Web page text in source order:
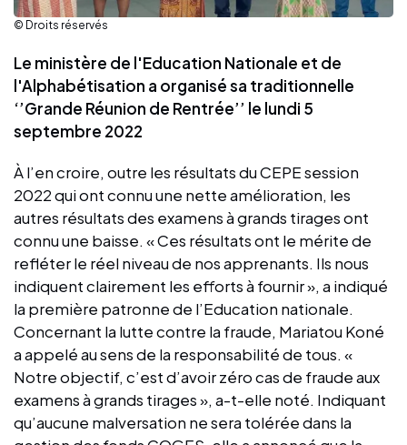
© Droits réservés
Le ministère de l'Education Nationale et de
l'Alphabétisation a organisé sa traditionnelle
‘’Grande Réunion de Rentrée’’ le lundi 5
septembre 2022
À l’en croire, outre les résultats du CEPE session
2022 qui ont connu une nette amélioration, les
autres résultats des examens à grands tirages ont
connu une baisse. « Ces résultats ont le mérite de
refléter le réel niveau de nos apprenants. Ils nous
indiquent clairement les efforts à fournir », a indiqué
la première patronne de l’Education nationale.
Concernant la lutte contre la fraude, Mariatou Koné
a appelé au sens de la responsabilité de tous. «
Notre objectif, c’est d’avoir zéro cas de fraude aux
examens à grands tirages », a-t-elle noté. Indiquant
qu’aucune malversation ne sera tolérée dans la